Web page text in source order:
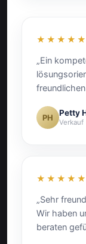
★★★★★
„Ein
PH Petty
Verkauf
★★★★★
„Sehr
Wir haben
beraten